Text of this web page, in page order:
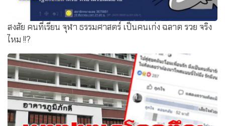
สงสัย คนที่เรียน จุฬา ธรรมศาสตร์ เป็นคนเก่ง ฉลาด รวย จริง
ไหม !!?